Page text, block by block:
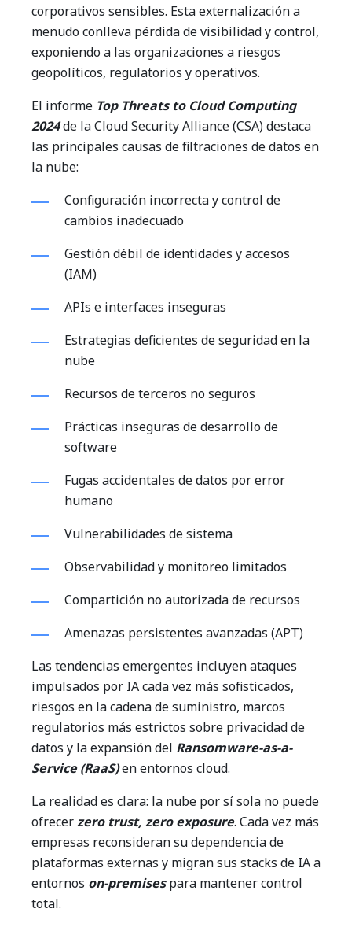
corporativos sensibles. Esta externalización a
menudo conlleva pérdida de visibilidad y control,
exponiendo a las organizaciones a riesgos
geopolíticos, regulatorios y operativos.
El informe Top Threats to Cloud Computing
2024de la Cloud Security Alliance (CSA) destaca
las principales causas de filtraciones de datos en
la nube:
Configuración incorrecta y control de
cambios inadecuado
Gestión débil de identidades y accesos
(IAM)
APIs e interfaces inseguras
Estrategias deficientes de seguridad en la
nube
Recursos de terceros no seguros
Prácticas inseguras de desarrollo de
software
Fugas accidentales de datos por error
humano
Vulnerabilidades de sistema
Observabilidad y monitoreo limitados
Compartición no autorizada de recursos
Amenazas persistentes avanzadas (APT)
Las tendencias emergentes incluyen ataques
impulsados por IA cada vez más sofisticados,
riesgos en la cadena de suministro, marcos
regulatorios más estrictos sobre privacidad de
datos y la expansión del Ransomware-as-a-
Service (RaaS)en entornos cloud.
La realidad es clara: la nube por sí sola no puede
ofrecerzero trust, zero exposure. Cada vez más
empresas reconsideran su dependencia de
plataformas externas y migran sus stacks de IA a
entornos on-premisespara mantener control
total.